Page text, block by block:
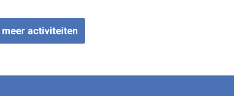
meer activiteiten